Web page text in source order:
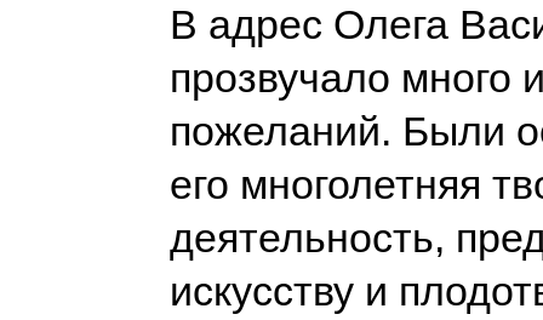
В адрес Олега
прозвучало много
пожеланий. Были
его многолетняя
деятельность,
искусству и